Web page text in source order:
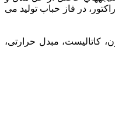
نشان می دهند که حدود ٢٠ درصد از کل پليمر توليد شده در راکتور، در فاز حباب توليد می
کاتالیست، مبدل حرارتی،